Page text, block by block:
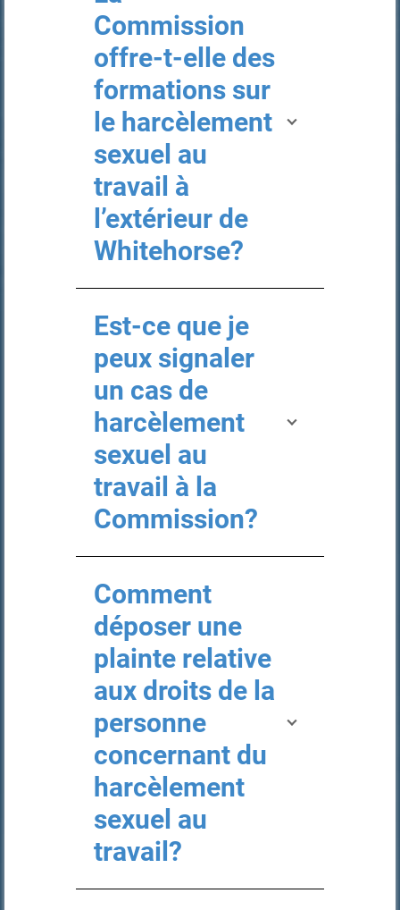
Commission
offre-t-elle des
formations sur
le harcèlement
sexuel au
travail à
l’extérieur de
Whitehorse?
Est-ce que je
peux signaler
un cas de
harcèlement
sexuel au
travail à la
Commission?
Comment
déposer une
plainte relative
aux droits de la
personne
concernant du
harcèlement
sexuel au
travail?